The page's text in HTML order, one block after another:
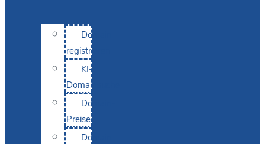
Domain
registrieren
KI-
Domainsuche
Domain-
Preise
Domain